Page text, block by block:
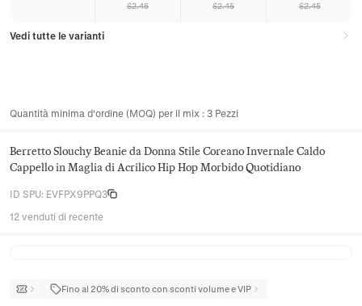
$2.45 $2.45 $2.45
Vedi tutte le varianti
Quantità minima d'ordine (MOQ) per il mix : 3 Pezzi
Berretto Slouchy Beanie da Donna Stile Coreano Invernale Caldo
Cappello in Maglia di Acrilico Hip Hop Morbido Quotidiano
ID SPU: EVFPX9PPQ3
12 venduti di recente
Fino al 20% di sconto con sconti volume e VIP